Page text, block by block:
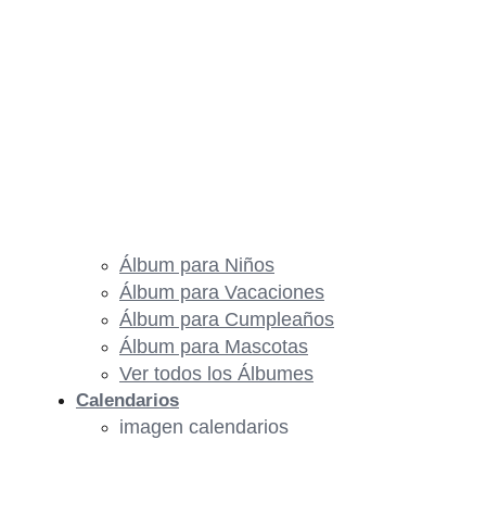
Álbum para Niños
Álbum para Vacaciones
Álbum para Cumpleaños
Álbum para Mascotas
Ver todos los Álbumes
Calendarios
imagen calendarios